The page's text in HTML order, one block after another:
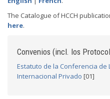
The Catalogue of HCCH
here.
Convenios (incl. los
Estatuto de la Conferencia de
Internacional Privado [01]